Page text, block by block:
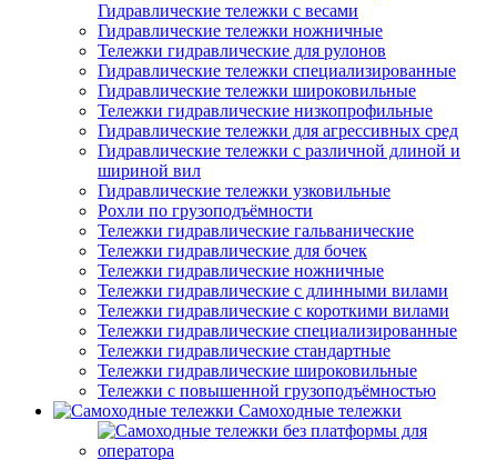
Гидравлические тележки с весами
Гидравлические тележки ножничные
Тележки гидравлические для рулонов
Гидравлические тележки специализированные
Гидравлические тележки широковильные
Тележки гидравлические низкопрофильные
Гидравлические тележки для агрессивных сред
Гидравлические тележки с различной длиной и
шириной вил
Гидравлические тележки узковильные
Рохли по грузоподъёмности
Тележки гидравлические гальванические
Тележки гидравлические для бочек
Тележки гидравлические ножничные
Тележки гидравлические с длинными вилами
Тележки гидравлические с короткими вилами
Тележки гидравлические специализированные
Тележки гидравлические стандартные
Тележки гидравлические широковильные
Тележки с повышенной грузоподъёмностью
Самоходные тележки